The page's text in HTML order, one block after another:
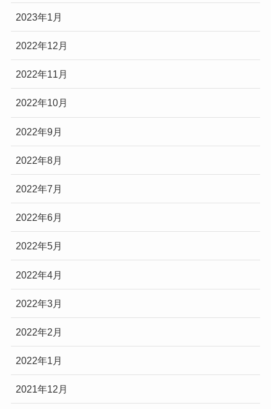
2023年1月
2022年12月
2022年11月
2022年10月
2022年9月
2022年8月
2022年7月
2022年6月
2022年5月
2022年4月
2022年3月
2022年2月
2022年1月
2021年12月